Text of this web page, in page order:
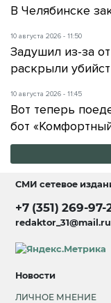
В Челябинске
10 августа 2026 - 11:50
Задушил из-за
раскрыли
10 августа 2026 - 11:45
Вот теперь
бот
СМИ сетевое
+7 (351) 269-97-
redaktor_31@mail.ru
Новости
ЛИЧНОЕ МНЕНИЕ